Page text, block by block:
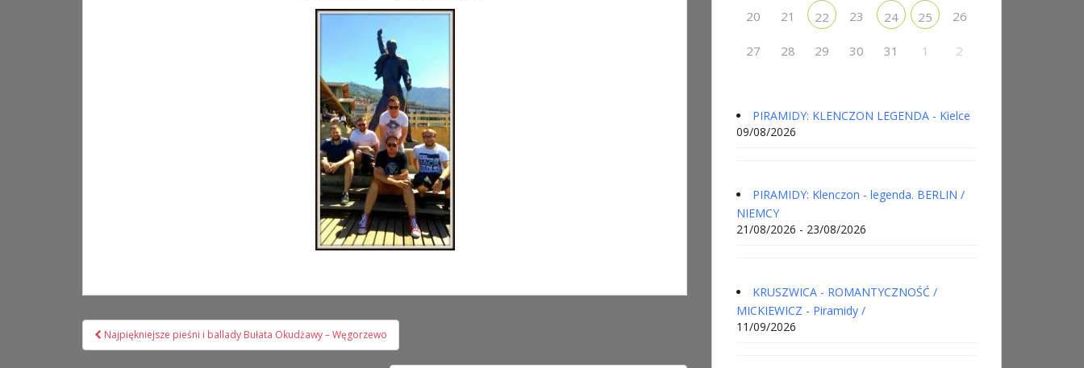
Nawigacja
wpisu
Najpiękniejsze pieśni i ballady Bułata Okudżawy – Węgorzewo
20 21 22 23 24 25 26
27 28 29 30 31 1 2
PIRAMIDY: KLENCZON LEGENDA - Kielce
09/08/2026
PIRAMIDY: Klenczon - legenda. BERLIN /
NIEMCY
21/08/2026 - 23/08/2026
KRUSZWICA - ROMANTYCZNOŚĆ /
MICKIEWICZ - Piramidy /
11/09/2026